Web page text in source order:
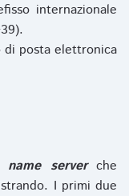
internazionale
posta elettronica
name serverche
I primi due